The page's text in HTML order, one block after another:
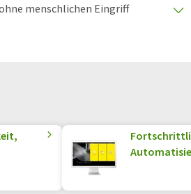
menschlichen Eingriff